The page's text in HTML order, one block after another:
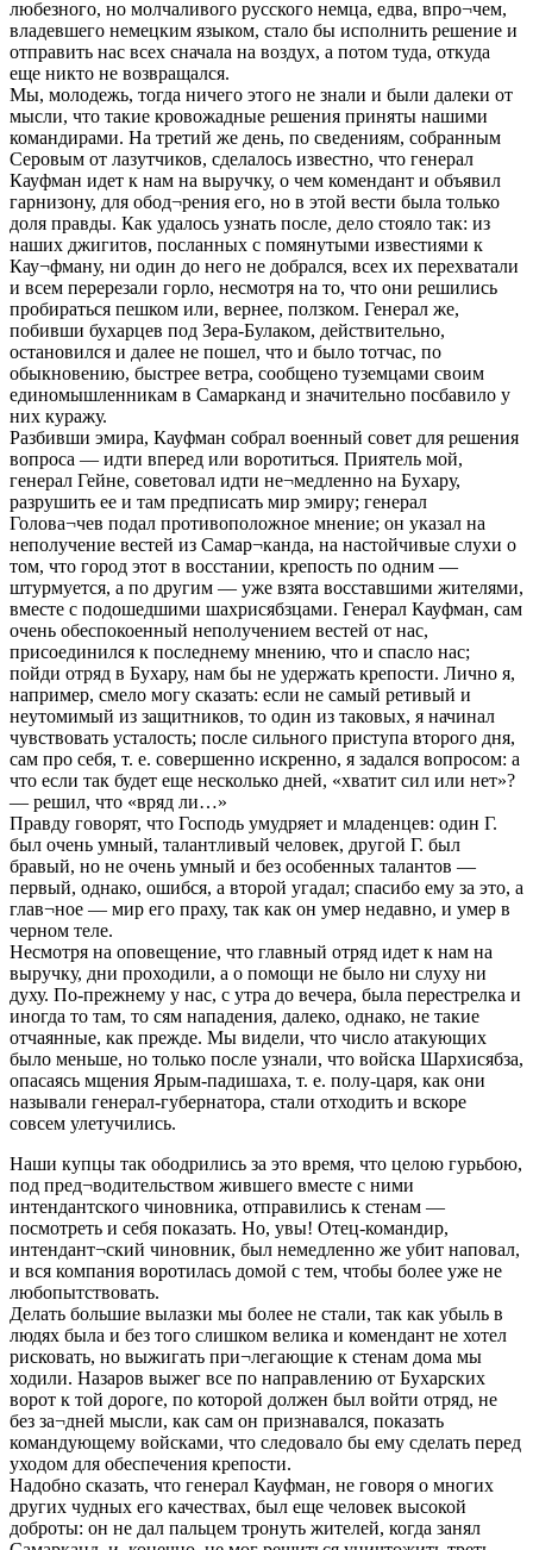
любезного, но молчаливого русского немца, едва, впро¬чем,
владевшего немецким языком, стало бы исполнить решение и
отправить нас всех сначала на воздух, а потом туда, откуда
еще никто не возвращался.
Мы, молодежь, тогда ничего этого не знали и были далеки от
мысли, что такие кровожадные решения приняты нашими
командирами. На третий же день, по сведениям, собранным
Серовым от лазутчиков, сделалось известно, что генерал
Кауфман идет к нам на выручку, о чем комендант и объявил
гарнизону, для обод¬рения его, но в этой вести была только
доля правды. Как удалось узнать после, дело стояло так: из
наших джигитов, посланных с помянутыми известиями к
Кау¬фману, ни один до него не добрался, всех их перехватали
и всем перерезали горло, несмотря на то, что они решились
пробираться пешком или, вернее, ползком. Генерал же,
побивши бухарцев под Зера-Булаком, действительно,
остановился и далее не пошел, что и было тотчас, по
обыкновению, быстрее ветра, сообщено туземцами своим
единомышленникам в Самарканд и значительно посбавило у
них куражу.
Разбивши эмира, Кауфман собрал военный совет для решения
вопроса — идти вперед или воротиться. Приятель мой,
генерал Гейне, советовал идти не¬медленно на Бухару,
разрушить ее и там предписать мир эмиру; генерал
Голова¬чев подал противоположное мнение; он указал на
неполучение вестей из Самар¬канда, на настойчивые слухи о
том, что город этот в восстании, крепость по одним —
штурмуется, а по другим — уже взята восставшими жителями,
вместе с подошедшими шахрисябзцами. Генерал Кауфман, сам
очень обеспокоенный неполучением вестей от нас,
присоединился к последнему мнению, что и спасло нас;
пойди отряд в Бухару, нам бы не удержать крепости. Лично я,
например, смело могу сказать: если не самый ретивый и
неутомимый из защитников, то один из таковых, я начинал
чувствовать усталость; после сильного приступа второго дня,
сам про себя, т. е. совершенно искренно, я задался вопросом: а
что если так будет еще несколько дней, «хватит сил или нет»?
— решил, что «вряд ли…»
Правду говорят, что Господь умудряет и младенцев: один Г.
был очень умный, талантливый человек, другой Г. был
бравый, но не очень умный и без особенных талантов —
первый, однако, ошибся, а второй угадал; спасибо ему за это, а
глав¬ное — мир его праху, так как он умер недавно, и умер в
черном теле.
Несмотря на оповещение, что главный отряд идет к нам на
выручку, дни проходили, а о помощи не было ни слуху ни
духу. По-прежнему у нас, с утра до вечера, была перестрелка и
иногда то там, то сям нападения, далеко, однако, не такие
отчаянные, как прежде. Мы видели, что число атакующих
было меньше, но только после узнали, что войска Шархисябза,
опасаясь мщения Ярым-падишаха, т. е. полу-царя, как они
называли генерал-губернатора, стали отходить и вскоре
совсем улетучились.
Наши купцы так ободрились за это время, что целою гурьбою,
под пред¬водительством жившего вместе с ними
интендантского чиновника, отправились к стенам —
посмотреть и себя показать. Но, увы! Отец-командир,
интендант¬ский чиновник, был немедленно же убит наповал,
и вся компания воротилась домой с тем, чтобы более уже не
любопытствовать.
Делать большие вылазки мы более не стали, так как убыль в
людях была и без того слишком велика и комендант не хотел
рисковать, но выжигать при¬легающие к стенам дома мы
ходили. Назаров выжег все по направлению от Бухарских
ворот к той дороге, по которой должен был войти отряд, не
без за¬дней мысли, как сам он признавался, показать
командующему войсками, что следовало бы ему сделать перед
уходом для обеспечения крепости.
Надобно сказать, что генерал Кауфман, не говоря о многих
других чудных его качествах, был еще человек высокой
доброты: он не дал пальцем тронуть жителей, когда занял